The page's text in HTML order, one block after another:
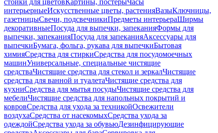
стойки для цветовКартины, постерыЧасы
интерьерныеИскусственные цветы, растенияВазыКлючницы,
газетницыСвечи, подсвечникиПредметы интерьераШирмы
декоративныеПосуда для выпечки, запеканияФормы для
выпечки, запеканияПосуда для запеканияАксессуары для
выпечкиБумага, фольга, рукава для выпечкиБытовая
химияСредства для стиркиСредства для посудомоечных
машинУниверсальные, специальные чистящие
средстваЧистящие средства для стекол и зеркалЧистящие
средства для ванной и туалетаЧистящие средства для
кухниСредства для мытья посудыЧистящие средства для
мебелиЧистящие средства для напольных покрытий и
ковровСредства для ухода за техникойОсвежители
воздухаСредства от насекомыхСредства ухода за
одеждойСредства ухода за обувьюДезинфицирующие